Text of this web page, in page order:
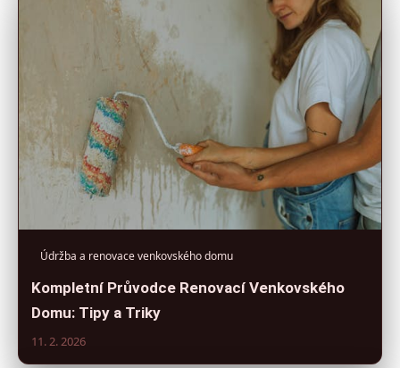
Údržba a renovace venkovského domu
Kompletní Průvodce Renovací Venkovského
Domu: Tipy a Triky
11. 2. 2026